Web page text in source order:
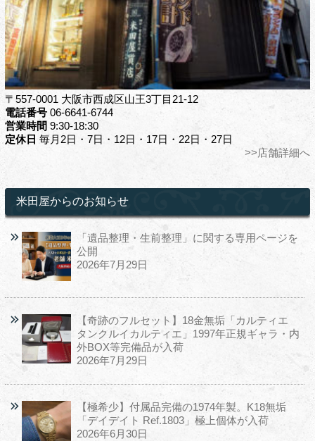
〒557-0001 大阪市西成区山王3丁目21-12
電話番号06-6641-6744
営業時間 9:30-18:30
定休日 毎月2日・7日・12日・17日・22日・27日
>>店舗詳細へ
米田屋からのお知らせ
「遺品整理・生前整理」に関する専用ページを
公開
2026年7月29日
【奇跡のフルセット】18金無垢「カルティエ
タンクルイカルティエ」1997年正規ギャラ・内
外BOX等完備品が入荷
2026年7月29日
【極希少】付属品完備の1974年製。K18無垢
「デイデイト Ref.1803」極上個体が入荷
2026年6月30日